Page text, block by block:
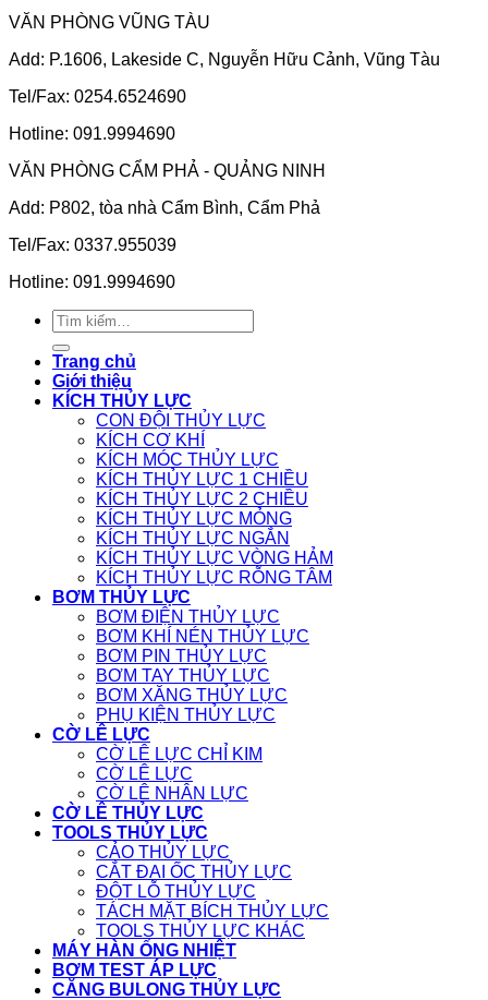
VĂN PHÒNG VŨNG TÀU
Add: P.1606, Lakeside C, Nguyễn Hữu Cảnh, Vũng Tàu
Tel/Fax: 0254.6524690
Hotline: 091.9994690
VĂN PHÒNG CẨM PHẢ - QUẢNG NINH
Add: P802, tòa nhà Cẩm Bình, Cẩm Phả
Tel/Fax: 0337.955039
Hotline: 091.9994690
Tìm
kiếm:
Trang chủ
Giới thiệu
KÍCH THỦY LỰC
CON ĐỘI THỦY LỰC
KÍCH CƠ KHÍ
KÍCH MÓC THỦY LỰC
KÍCH THỦY LỰC 1 CHIỀU
KÍCH THỦY LỰC 2 CHIỀU
KÍCH THỦY LỰC MỎNG
KÍCH THỦY LỰC NGẮN
KÍCH THỦY LỰC VÒNG HẢM
KÍCH THỦY LỰC RỖNG TÂM
BƠM THỦY LỰC
BƠM ĐIỆN THỦY LỰC
BƠM KHÍ NÉN THỦY LỰC
BƠM PIN THỦY LỰC
BƠM TAY THỦY LỰC
BƠM XĂNG THỦY LỰC
PHỤ KIỆN THỦY LỰC
CỜ LÊ LỰC
CỜ LÊ LỰC CHỈ KIM
CỜ LÊ LỰC
CỜ LÊ NHÂN LỰC
CỜ LÊ THỦY LỰC
TOOLS THỦY LỰC
CẢO THỦY LỰC
CẮT ĐAI ỐC THỦY LỰC
ĐỘT LỖ THỦY LỰC
TÁCH MẶT BÍCH THỦY LỰC
TOOLS THỦY LỰC KHÁC
MÁY HÀN ỐNG NHIỆT
BƠM TEST ÁP LỰC
CĂNG BULONG THỦY LỰC